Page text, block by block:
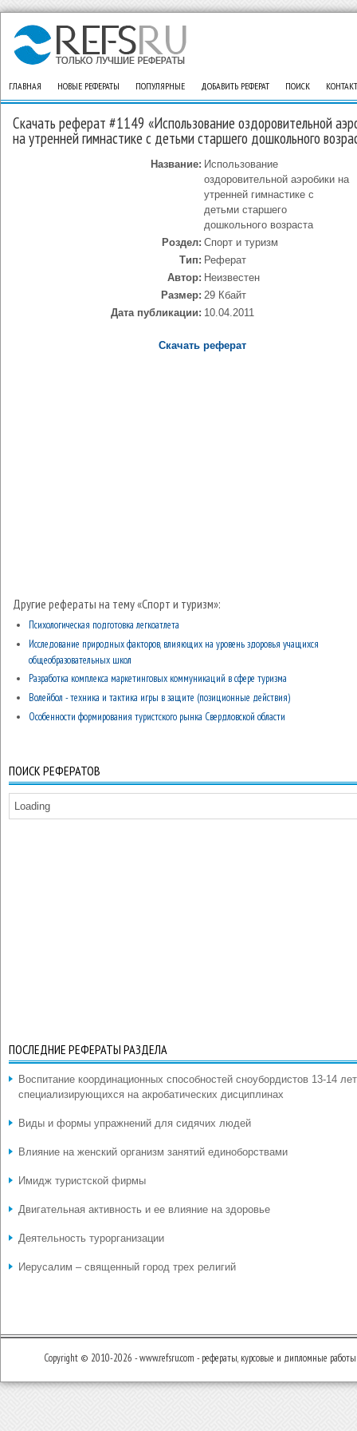
ГЛАВНАЯ НОВЫЕ РЕФЕРАТЫ ПОПУЛЯРНЫЕ ДОБАВИТЬ РЕФЕРАТ ПОИСК
Скачать реферат #1149 «Использование оздоровительной
на утренней гимнастике с детьми старшего дошкольного
Название: Использование
оздоровительной аэробики на
утренней гимнастике с
детьми старшего
дошкольного возраста
Роздел: Спорт и туризм
Тип: Реферат
Автор: Неизвестен
Размер: 29 Кбайт
Дата публикации: 10.04.2011
Скачать реферат
Другие рефераты на тему «Спорт и туризм»:
Психологическая подготовка легкоатлета
Исследование природных факторов, влияющих на уровень здоровья учащихся
общеобразовательных школ
Разработка комплекса маркетинговых коммуникаций в сфере туризма
Волейбол - техника и тактика игры в защите (позиционные действия)
Особенности формирования туристского рынка Свердловской области
ПОИСК РЕФЕРАТОВ
Loading
ПОСЛЕДНИЕ РЕФЕРАТЫ РАЗДЕЛА
Воспитание координационных способностей сноубордистов 13-14
специализирующихся на акробатических дисциплинах
Виды и формы упражнений для сидячих людей
Влияние на женский организм занятий единоборствами
Имидж туристской фирмы
Двигательная активность и ее влияние на здоровье
Деятельность турорганизации
Иерусалим – священный город трех религий
Copyright © 2010-2026 - www.refsru.com - рефераты, курсовые и дипломные работы